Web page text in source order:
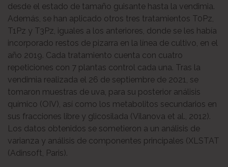
desde el estado de tamaño guisante hasta la vendimia.
Además, se han aplicado otros tres tratamientos T0Pz,
T1Pz y T3Pz, iguales a los anteriores, donde se les había
incorporado restos de pizarra en la línea de cultivo, en el
año 2019. Cada tratamiento cuenta con cuatro
repeticiones con 7 plantas control cada una. Tras la
vendimia realizada el 26 de septiembre de 2021, se
tomaron muestras de uva, para su posterior análisis
químico (OIV), así como los metabolitos secundarios en
sus fracciones libre y glicosilada (Vilanova et al., 2012).
Los datos obtenidos se sometieron a un análisis de
varianza y análisis de componentes principales (XLSTAT
(Adinsoft, Paris).